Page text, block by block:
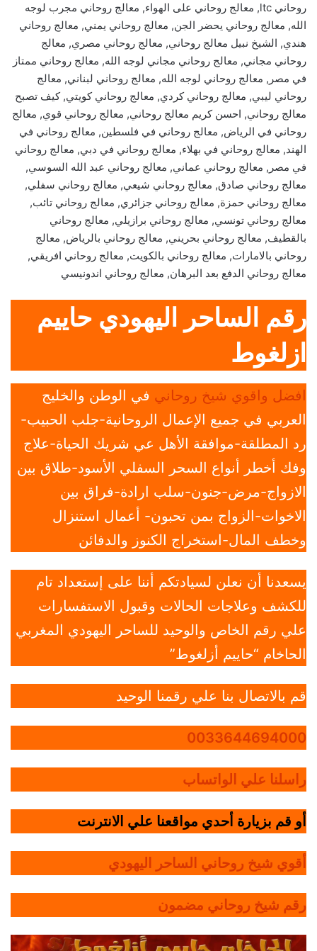
روحاني ltc, معالج روحاني على الهواء, معالج روحاني مجرب لوجه
الله, معالج روحاني يحضر الجن, معالج روحاني يمني, معالج روحاني
هندي, الشيخ نبيل معالج روحاني, معالج روحاني مصري, معالج
روحاني مجاني, معالج روحاني مجاني لوجه الله, معالج روحاني ممتاز
في مصر, معالج روحاني لوجه الله, معالج روحاني لبناني, معالج
روحاني ليبي, معالج روحاني كردي, معالج روحاني كويتي, كيف تصبح
معالج روحاني, احسن كريم معالج روحاني, معالج روحاني قوي, معالج
روحاني في الرياض, معالج روحاني في فلسطين, معالج روحاني في
الهند, معالج روحاني في بهلاء, معالج روحاني في دبي, معالج روحاني
في مصر, معالج روحاني عماني, معالج روحاني عبد الله السوسي,
معالج روحاني صادق, معالج روحاني شيعي, معالج روحاني سفلي,
معالج روحاني حمزة, معالج روحاني جزائري, معالج روحاني تائب,
معالج روحاني تونسي, معالج روحاني برازيلي, معالج روحاني
بالقطيف, معالج روحاني بحريني, معالج روحاني بالرياض, معالج
روحاني بالامارات, معالج روحاني بالكويت, معالج روحاني افريقي,
معالج روحاني الدفع بعد البرهان, معالج روحاني اندونيسي
رقم الساحر اليهودي حاييم
ازلغوط
افضل واقوي شيخ روحاني في الوطن والخليج
العربي في جميع الإعمال الروحانية-جلب الحبيب-
رد المطلقة-موافقة الأهل عي شريك الحياة-علاج
وفك أخطر أنواع السحر السفلي الأسود-طلاق بين
الازواج-مرض-جنون-سلب ارادة-فراق بين
الاخوات-الزواج بمن تحبون- أعمال استنزال
وخطف المال-استخراج الكنوز والدفائن
يسعدنا أن نعلن لسيادتكم أننا على إستعداد تام
للكشف وعلاجات الحالات وقبول الاستفسارات
علي رقم الخاص والوحيد للساحر اليهودي المغربي
الحاخام “حاييم أزلغوط”
قم بالاتصال بنا علي رقمنا الوحيد
0033644694000
راسلنا علي الواتساب
أو قم بزيارة أحدي مواقعنا علي الانترنت
أقوي شيخ روحاني الساحر اليهودي
رقم شيخ روحاني مضمون